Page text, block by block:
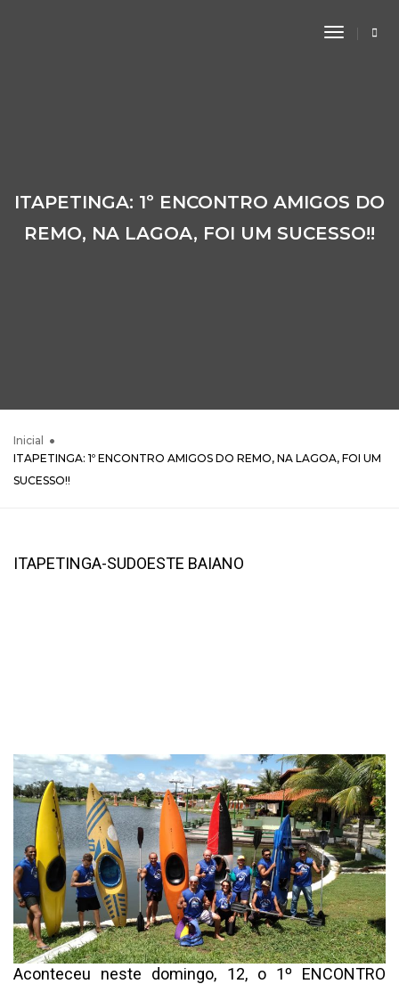
Toggle
ITAPETINGA: 1º ENCONTRO AMIGOS DO
REMO, NA LAGOA, FOI UM SUCESSO!!
Inicial
ITAPETINGA: 1º ENCONTRO AMIGOS DO REMO, NA LAGOA, FOI UM
SUCESSO!!
ITAPETINGA-SUDOESTE BAIANO
Aconteceu neste domingo, 12, o 1º ENCONTRO